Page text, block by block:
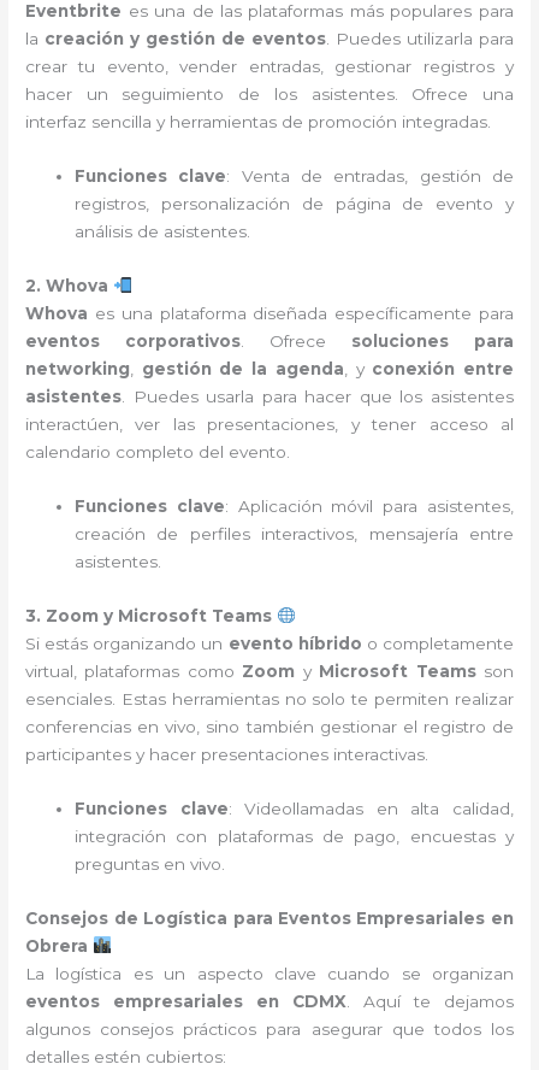
Eventbrite es una de las plataformas más populares para
la creación y gestión de eventos. Puedes utilizarla para
crear tu evento, vender entradas, gestionar registros y
hacer un seguimiento de los asistentes. Ofrece una
interfaz sencilla y herramientas de promoción integradas.
Funciones clave: Venta de entradas, gestión de
registros, personalización de página de evento y
análisis de asistentes.
2. Whova
Whova es una plataforma diseñada específicamente para
eventos corporativos . Ofrece soluciones para
networking
gestión de la agenda , y conexión entre
asistentes . Puedes usarla para hacer que los asistentes
interactúen, ver las presentaciones, y tener acceso al
calendario completo del evento.
Funciones clave: Aplicación móvil para asistentes,
creación de perfiles interactivos, mensajería entre
asistentes.
3. Zoom y Microsoft Teams
Si estás organizando un evento híbrido o completamente
virtual, plataformas como Zoom y Microsoft Teamsson
esenciales. Estas herramientas no solo te permiten realizar
conferencias en vivo, sino también gestionar el registro de
participantes y hacer presentaciones interactivas.
Funciones clave: Videollamadas en alta calidad,
integración con plataformas de pago, encuestas y
preguntas en vivo.
Consejos de Logística para Eventos Empresariales en
Obrera
La logística es un aspecto clave cuando se organizan
eventos empresariales en CDMX . Aquí te dejamos
algunos consejos prácticos para asegurar que todos los
detalles estén cubiertos: